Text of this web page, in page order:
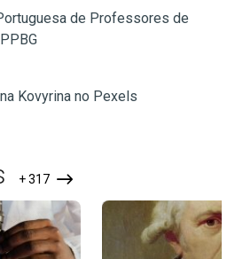
de Professores de
Kovyrina no Pexels
+ 317